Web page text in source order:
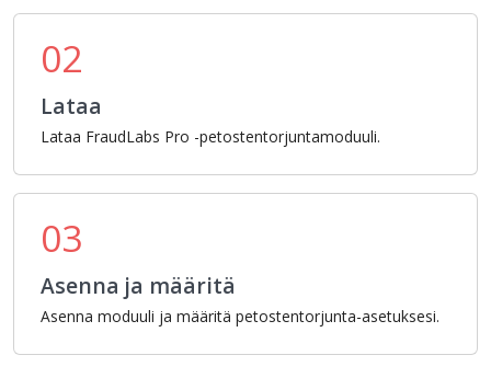
02
Lataa
Lataa FraudLabs Pro -petostentorjuntamoduuli.
03
Asenna ja määritä
Asenna moduuli ja määritä petostentorjunta-asetuksesi.